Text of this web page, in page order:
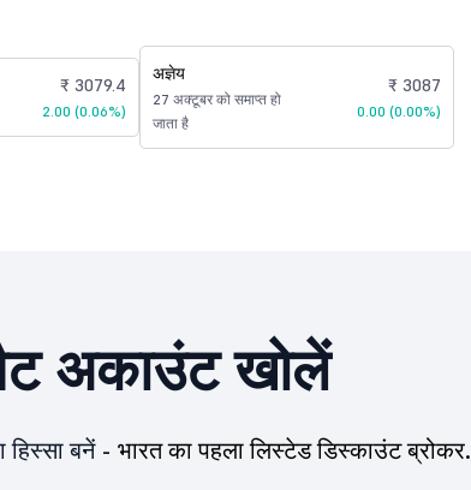
₹ 3079.4
2.00 (0.06%)
अज्ञेय
27 अक्टूबर को समाप्त हो
जाता है
₹ 3087
0.00 (0.00%)
अकाउंट खोलें
हिस्सा बनें - भारत का पहला लिस्टेड डिस्काउंट ब्रोकर.